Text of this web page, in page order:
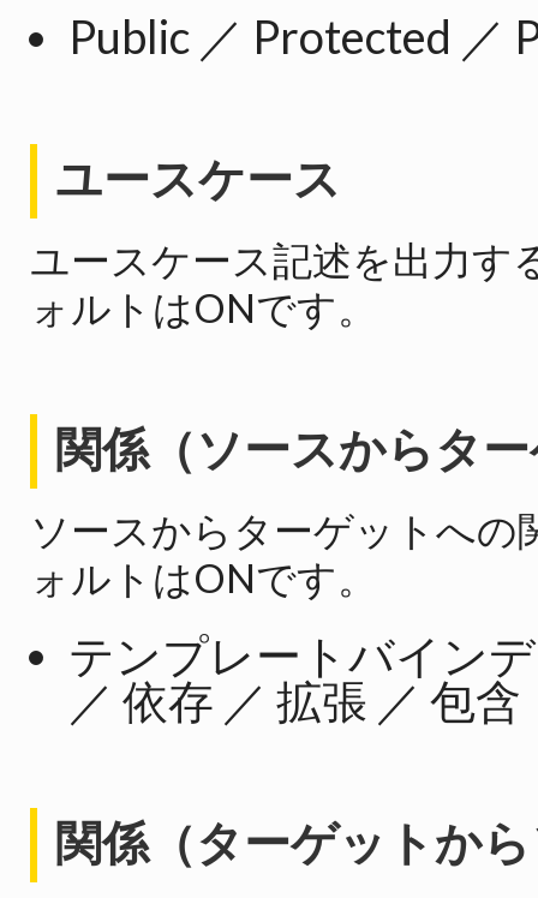
Public ／ Protected ／
ユースケース
ユースケース記述を出力す
ォルトはONです。
関係（ソースからタ
ソースからターゲットへの
ォルトはONです。
テンプレートバイン
／ 依存 ／ 拡張 ／ 包含
関係（ターゲットか